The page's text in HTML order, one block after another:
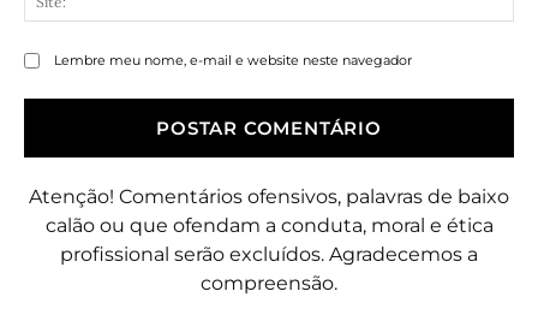
Lembre meu nome, e-mail e website neste navegador
Atenção! Comentários ofensivos, palavras de baixo
calão ou que ofendam a conduta, moral e ética
profissional serão excluídos. Agradecemos a
compreensão.